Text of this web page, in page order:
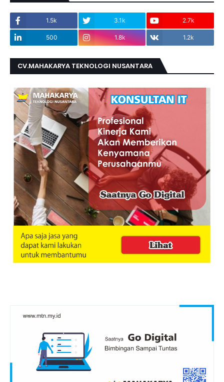
1.5k 3.1k 2.7k
500 1.8k 1.2k
CV.MAHAKARYA TEKNOLOGI NUSANTARA